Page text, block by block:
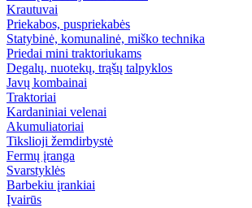
Krautuvai
Priekabos, puspriekabės
Statybinė, komunalinė, miško technika
Priedai mini traktoriukams
Degalų, nuotekų, trąšų talpyklos
Javų kombainai
Traktoriai
Kardaniniai velenai
Akumuliatoriai
Tikslioji žemdirbystė
Fermų įranga
Svarstyklės
Barbekiu įrankiai
Įvairūs